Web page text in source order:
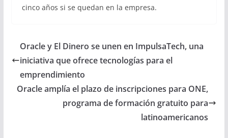
cinco años si se quedan en la empresa.
Oracle y El Dinero se unen en ImpulsaTech, una
iniciativa que ofrece tecnologías para el
emprendimiento
Oracle amplía el plazo de inscripciones para ONE,
programa de formación gratuito para
latinoamericanos